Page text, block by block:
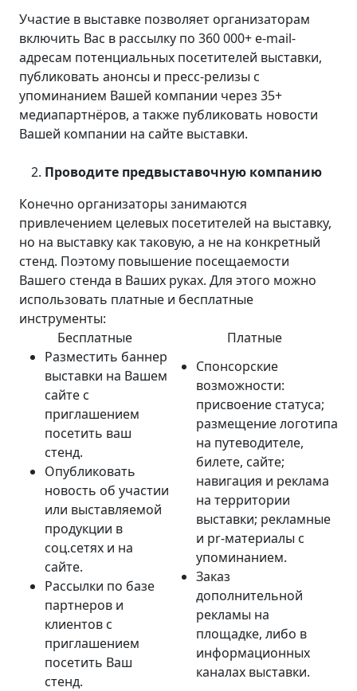
Участие в выставке позволяет организаторам
включить Вас в рассылку по 360 000+ e-mail-
адресам потенциальных посетителей выставки,
публиковать анонсы и пресс-релизы с
упоминанием Вашей компании через 35+
медиапартнёров, а также публиковать новости
Вашей компании на сайте выставки.
Проводите предвыставочную компанию
Конечно организаторы занимаются
привлечением целевых посетителей на выставку,
но на выставку как таковую, а не на конкретный
стенд. Поэтому повышение посещаемости
Вашего стенда в Ваших руках. Для этого можно
использовать платные и бесплатные
инструменты:
Бесплатные
Платные
Разместить баннер
выставки на Вашем
сайте с
приглашением
посетить ваш
стенд.
Опубликовать
новость об участии
или выставляемой
продукции в
соц.сетях и на
сайте.
Рассылки по базе
партнеров и
клиентов с
приглашением
посетить Ваш
стенд.
Спонсорские
возможности:
присвоение статуса;
размещение логотипа
на путеводителе,
билете, сайте;
навигация и реклама
на территории
выставки; рекламные
и pr-материалы с
упоминанием.
Заказ
дополнительной
рекламы на
площадке, либо в
информационных
каналах выставки.